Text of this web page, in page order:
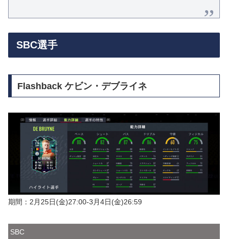
SBC選手
Flashback ケビン・デブライネ
期間：2月25日(金)27:00-3月4日(金)26:59
SBC